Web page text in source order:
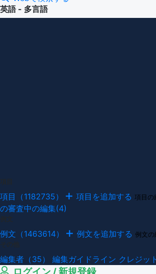
英語 - 多言語
項目（1182735） 項目を追加する 項目の
の審査中の編集(4)
例文（1463614） 例文を追加する 例文の
編集者（35） 編集ガイドライン クレジット